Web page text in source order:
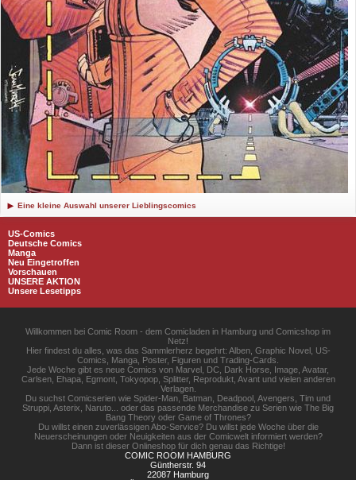
Eine kleine Auswahl unserer Lieblingscomics
US-Comics
Deutsche Comics
Manga
Neu Eingetroffen
Vorschauen
UNSERE AKTION
Unsere Lesetipps
Willkommen bei Comic Room - dem Comicladen in Hamburg und Comicshop im
Netz!
Hier findest du alles, was das Sammlerherz begehrt: Alben, Graphic Novel, US-
Comics, Manga, Poster, Figuren und Trading-Cards.
Jede Woche gibt es neue Comics von Marvel, DC, Dark Horse, Image, Avatar,
Carlsen, Ehapa, Egmont, Tokyopop, Splitter, Reprodukt, Avant und vielen anderen
Verlagen.
Du suchst Comicserien wie Spider-Man, Batman, Deadpool, Avengers, Tim und
Struppi, Asterix, Naruto... oder das passende Merchandise zu Serien wie The Big
Bang Theory oder Game of Thrones?
Du willst einen zuverlässigen Abo-Service? Du willst jede Woche über die
Neuerscheinungen oder Neuigkeiten aus der Comicwelt informiert werden?
Dann ist dieser Onlineshop für dich genau das Richtige!
COMIC ROOM HAMBURG
Güntherstr. 94
22087 Hamburg